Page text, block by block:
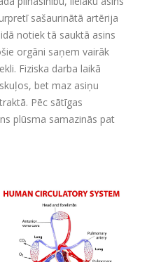
sašaurinātā artērija
notiek tā sauktā asins
orgāni saņem vairāk
Fiziska darba laikā
bet maz asiņu
Pēc sātīgas
plūsma samazinās pat